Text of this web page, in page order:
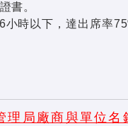
書。
小時以下，達出席率
理局廠商與單位名